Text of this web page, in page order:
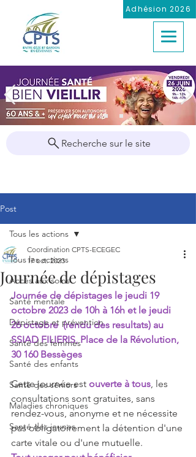
Adhésion 2026
Recherche sur le site
Post
Tous les actions
Accès aux soins
Santé mentale
Dépistage et prévention
Santé des femmes
Santé des enfants
Santé des séniors
Maladies chroniques
Santé des jeunes
Tous les actions
Journée de dépistages
Coordination CPTS-ECEGEC
17 oct. 2023
Journée de dépistages le jeudi 19
octobre 2023 de 10h à 16h et le jeudi
26 octobre  (rendu des resultats) au
SSIAD FILIERIS, Place de la Révolution,
30 160 Bessèges
Cette journée est ouverte à tous, les
consultations sont gratuites, sans
rendez-vous, anonyme et ne nécessite
pas obligatoirement la détention d'une
carte vitale ou d'une mutuelle.